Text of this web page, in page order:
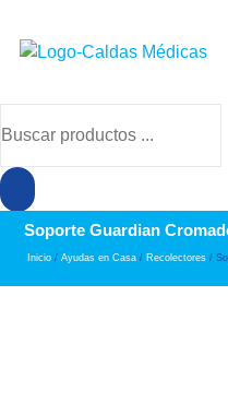
Soporte Guardian
Inicio / Ayudas en Casa / Recolectores /